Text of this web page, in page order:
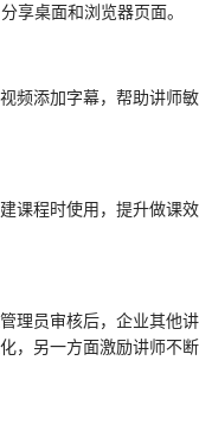
享桌面和浏览器页面。
频添加字幕，帮助讲师敏
课程时使用，提升做课效
理员审核后，企业其他讲
，另一方面激励讲师不断